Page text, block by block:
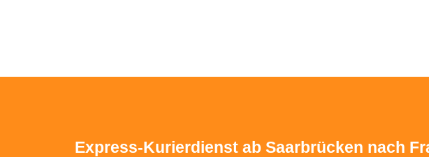
Express-Kurierdienst ab Saarbrücken nach